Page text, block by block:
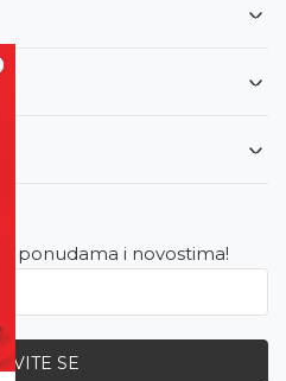
ponudama i novostima!
SE